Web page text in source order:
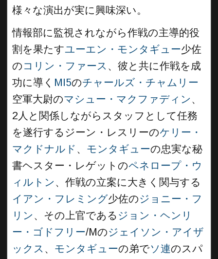
様々な演出が実に興味深い。
情報部に監視されながら作戦の主導的役
割を果たすユーエン・モンタギュー少佐
の コリン・ファース 、彼と共に作戦を成
功に導く MI5のチャールズ・チャムリー
空軍大尉のマシュー・マクファディン 、
2人と関係しながらスタッフとして任務
を遂行するジーン・レスリーのケリー・
マクドナルド 、 モンタギューの忠実な秘
書ヘスター・レゲットのペネロープ・ウ
ィルトン 、作戦の立案に大きく関与する
イアン・フレミング少佐のジョニー・フ
リン 、その上官である ジョン・ヘンリ
ー・ゴドフリー/Mのジェイソン・アイザ
ックス 、 モンタギューの弟でソ連のスパ